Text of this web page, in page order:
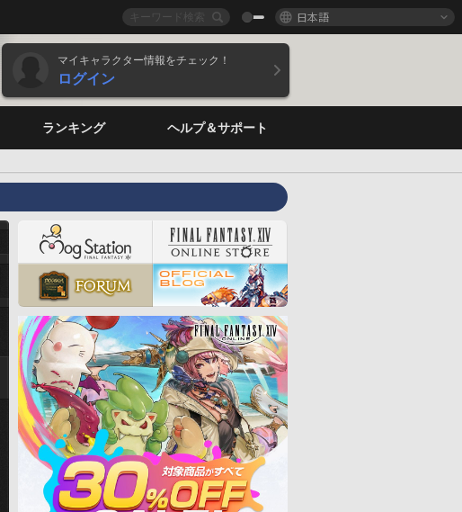
日本語
マイキャラクター情報をチェック！
ログイン
ランキング ヘルプ＆サポート